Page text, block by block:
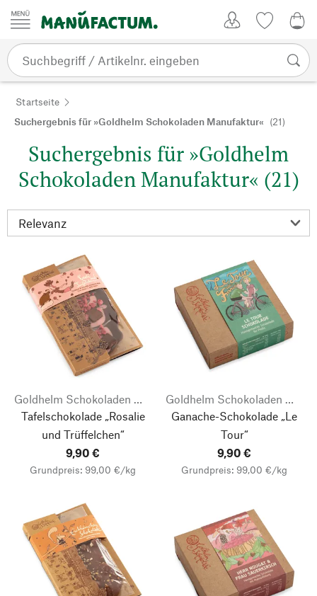
Zum Inhalt springen
Startseite
Suchergebnis für »Goldhelm Schokoladen Manufaktur« (21)
Suchergebnis für »Goldhelm
Schokoladen Manufaktur« (21)
Goldhelm Schokoladen Manufaktur
Tafelschokolade „Rosalie
und Trüffelchen“
9,90 €
Grundpreis: 99,00 €/kg
Goldhelm Schokoladen Manufaktur
Ganache-Schokolade „Le
Tour“
9,90 €
Grundpreis: 99,00 €/kg